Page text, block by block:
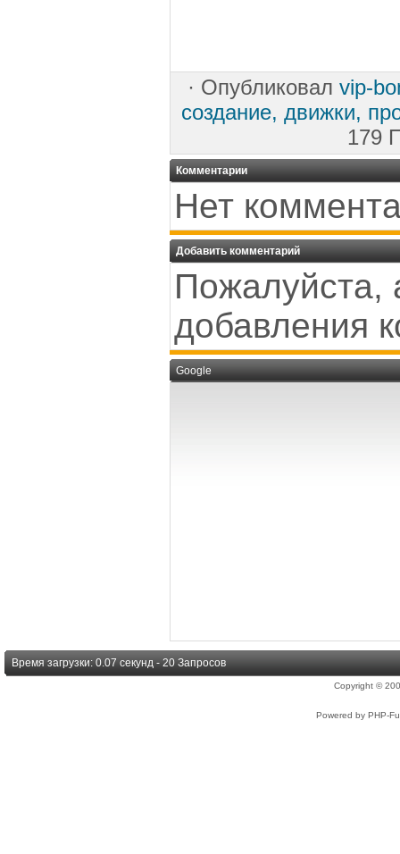
· Опубликовал vip-
создание, движки,
179
Комментарии
Нет
Добавить комментарий
Пожалуйста,
добавления
Google
Время загрузки: 0.07 секунд - 20 Запросов
Copyright ©
Powered by PHP-